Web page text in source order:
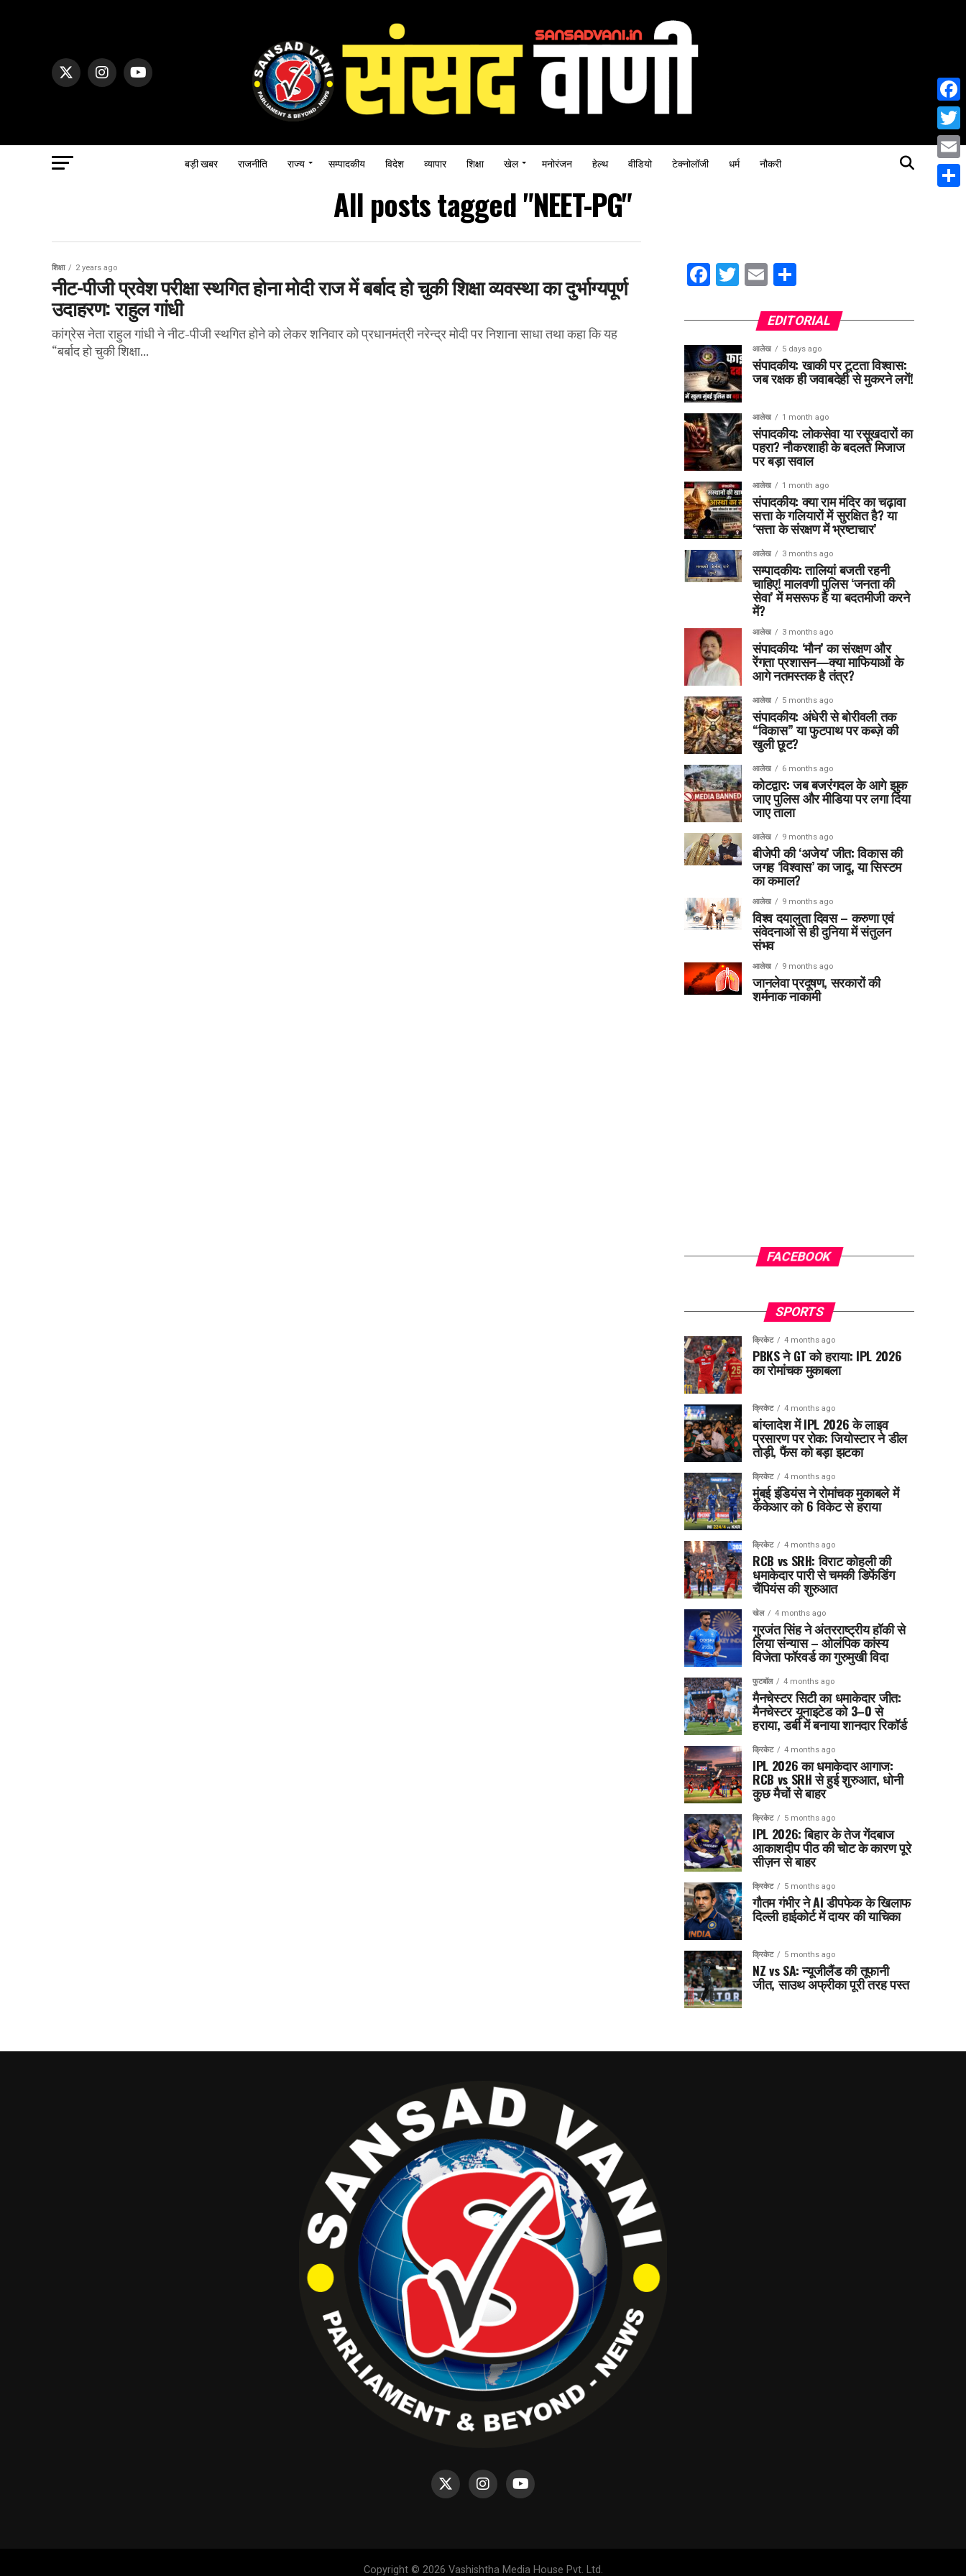
बड़ी खबर राजनीति राज्य सम्पादकीय विदेश व्यापार शिक्षा खेल मनोरंजन हेल्थ वीडियो टेक्नोलॉजी धर्म नौकरी
All posts tagged "NEET-PG"
शिक्षा 2 years ago
नीट-पीजी प्रवेश परीक्षा स्थगित होना मोदी राज में बर्बाद हो चुकी शिक्षा व्यवस्था का दुर्भाग्यपूर्ण
उदाहरण: राहुल गांधी
कांग्रेस नेता राहुल गांधी ने नीट-पीजी स्थगित होने को लेकर शनिवार को प्रधानमंत्री नरेन्द्र मोदी पर निशाना साधा तथा कहा कि यह
“बर्बाद हो चुकी शिक्षा...
Facebook
Twitter
Email
EDITORIAL
आलेख 5 days ago
संपादकीय: खाकी पर टूटता विश्वास:
जब रक्षक ही जवाबदेही से मुकरने लगें!
आलेख 1 month ago
संपादकीय: लोकसेवा या रसूखदारों का
पहरा? नौकरशाही के बदलते मिजाज
पर बड़ा सवाल
आलेख 1 month ago
संपादकीय: क्या राम मंदिर का चढ़ावा
सत्ता के गलियारों में सुरक्षित है? या
‘सत्ता के संरक्षण में भ्रष्टाचार’
आलेख 3 months ago
सम्पादकीय: तालियां बजती रहनी
चाहिए! मालवणी पुलिस ‘जनता की
सेवा’ में मसरूफ है या बदतमीजी करने
में?
आलेख 3 months ago
संपादकीय: ‘मौन’ का संरक्षण और
रेंगता प्रशासन—क्या माफियाओं के
आगे नतमस्तक है तंत्र?
आलेख 5 months ago
संपादकीय: अंधेरी से बोरीवली तक
“विकास” या फुटपाथ पर कब्ज़े की
खुली छूट?
आलेख 6 months ago
कोटद्वार: जब बजरंगदल के आगे झुक
जाए पुलिस और मीडिया पर लगा दिया
जाए ताला
आलेख 9 months ago
बीजेपी की ‘अजेय’ जीत: विकास की
जगह ‘विश्वास’ का जादू, या सिस्टम
का कमाल?
आलेख 9 months ago
विश्व दयालुता दिवस – करुणा एवं
संवेदनाओं से ही दुनिया में संतुलन
संभव
आलेख 9 months ago
जानलेवा प्रदूषण, सरकारों की
शर्मनाक नाकामी
FACEBOOK
SPORTS
क्रिकेट 4 months ago
PBKS ने GT को हराया: IPL 2026
का रोमांचक मुकाबला
क्रिकेट 4 months ago
बांग्लादेश में IPL 2026 के लाइव
प्रसारण पर रोक: जियोस्टार ने डील
तोड़ी, फैंस को बड़ा झटका
क्रिकेट 4 months ago
मुंबई इंडियंस ने रोमांचक मुकाबले में
केकेआर को 6 विकेट से हराया
क्रिकेट 4 months ago
RCB vs SRH: विराट कोहली की
धमाकेदार पारी से चमकी डिफेंडिंग
चैंपियंस की शुरुआत
खेल 4 months ago
गुरजंत सिंह ने अंतरराष्ट्रीय हॉकी से
लिया संन्यास – ओलंपिक कांस्य
विजेता फॉरवर्ड का गुरुमुखी विदा
फुटबॉल 4 months ago
मैनचेस्टर सिटी का धमाकेदार जीत:
मैनचेस्टर यूनाइटेड को 3–0 से
हराया, डर्बी में बनाया शानदार रिकॉर्ड
क्रिकेट 4 months ago
IPL 2026 का धमाकेदार आगाज:
RCB vs SRH से हुई शुरुआत, धोनी
कुछ मैचों से बाहर
क्रिकेट 5 months ago
IPL 2026: बिहार के तेज गेंदबाज
आकाशदीप पीठ की चोट के कारण पूरे
सीज़न से बाहर
क्रिकेट 5 months ago
गौतम गंभीर ने AI डीपफेक के खिलाफ
दिल्ली हाईकोर्ट में दायर की याचिका
क्रिकेट 5 months ago
NZ vs SA: न्यूजीलैंड की तूफानी
जीत, साउथ अफ्रीका पूरी तरह पस्त
Copyright © 2026 Vashishtha Media House Pvt. Ltd.
Email